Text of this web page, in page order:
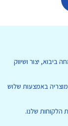
יצור ושיווק
באמצעות שלוש
הלקוחות שלנו.